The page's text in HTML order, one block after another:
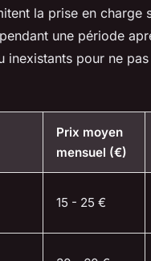
la prise en charge
une période
inexistants pour ne
Prix moyen
mensuel (€)
15 - 25 €